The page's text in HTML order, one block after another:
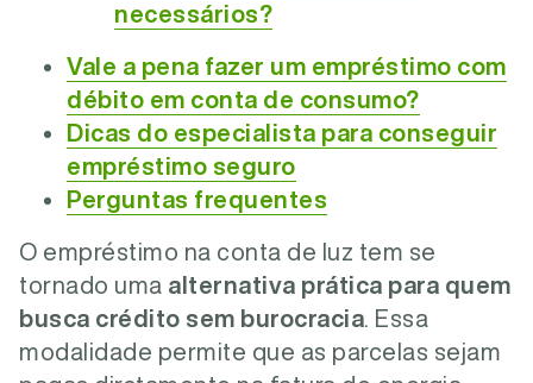
necessários?
Vale a pena fazer um empréstimo com
débito em conta de consumo?
Dicas do especialista para conseguir
empréstimo seguro
Perguntas frequentes
O empréstimo na conta de luz tem se
tornado uma alternativa prática para quem
busca crédito sem burocracia . Essa
modalidade permite que as parcelas sejam